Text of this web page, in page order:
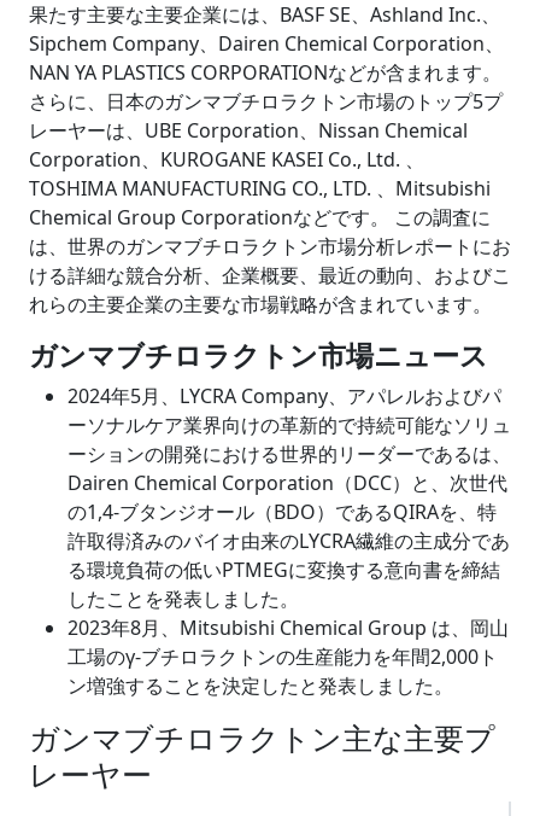
果たす主要な主要企業には、BASF SE、Ashland Inc.、
Sipchem Company、Dairen Chemical Corporation、
NAN YA PLASTICS CORPORATIONなどが含まれます。
さらに、日本のガンマブチロラクトン市場のトップ5プ
レーヤーは、UBE Corporation、Nissan Chemical
Corporation、KUROGANE KASEI Co., Ltd. 、
TOSHIMA MANUFACTURING CO., LTD. 、Mitsubishi
Chemical Group Corporationなどです。 この調査に
は、世界のガンマブチロラクトン市場分析レポートにお
ける詳細な競合分析、企業概要、最近の動向、およびこ
れらの主要企業の主要な市場戦略が含まれています。
ガンマブチロラクトン市場ニュース
2024年5月、LYCRA Company、アパレルおよびパ
ーソナルケア業界向けの革新的で持続可能なソリュ
ーションの開発における世界的リーダーであるは、
Dairen Chemical Corporation（DCC）と、次世代
の1,4-ブタンジオール（BDO）であるQIRAを、特
許取得済みのバイオ由来のLYCRA繊維の主成分であ
る環境負荷の低いPTMEGに変換する意向書を締結
したことを発表しました。
2023年8月、Mitsubishi Chemical Group は、岡山
工場のγ-ブチロラクトンの生産能力を年間2,000ト
ン増強することを決定したと発表しました。
ガンマブチロラクトン主な主要プ
レーヤー